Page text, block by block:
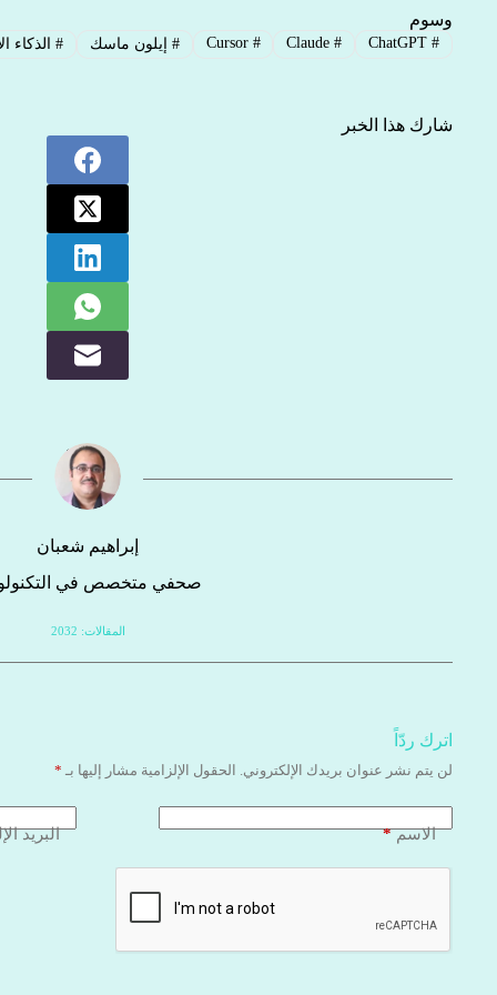
وسوم
#
ChatGPT
#
Claude
#
Cursor
# إيلون ماسك # الذكاء
شارك هذا الخبر
إبراهيم شعبان
صحفي متخصص في
المقالات: 2032
اترك ردّاً
لن يتم نشر عنوان بريدك الإلكتروني. الحقول الإلزامية مشار إليها بـ *
الاسم* البريد